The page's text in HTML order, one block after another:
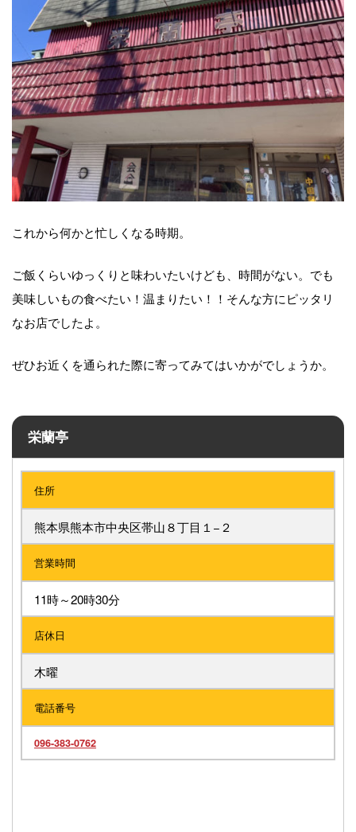
これから何かと忙しくなる時期。
ご飯くらいゆっくりと味わいたいけども、時間がない。でも
美味しいもの食べたい！温まりたい！！そんな方にピッタリ
なお店でしたよ。
ぜひお近くを通られた際に寄ってみてはいかがでしょうか。
栄蘭亭
住所
熊本県熊本市中央区帯山８丁目１−２
営業時間
11時～20時30分
店休日
木曜
電話番号
096-383-0762